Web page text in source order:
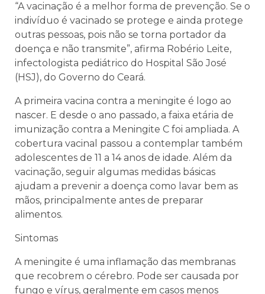
“A vacinação é a melhor forma de prevenção. Se o
indivíduo é vacinado se protege e ainda protege
outras pessoas, pois não se torna portador da
doença e não transmite”, afirma Robério Leite,
infectologista pediátrico do Hospital São José
(HSJ), do Governo do Ceará.
A primeira vacina contra a meningite é logo ao
nascer. E desde o ano passado, a faixa etária de
imunização contra a Meningite C foi ampliada. A
cobertura vacinal passou a contemplar também
adolescentes de 11 a 14 anos de idade. Além da
vacinação, seguir algumas medidas básicas
ajudam a prevenir a doença como lavar bem as
mãos, principalmente antes de preparar
alimentos.
Sintomas
A meningite é uma inflamação das membranas
que recobrem o cérebro. Pode ser causada por
fungo e vírus, geralmente em casos menos